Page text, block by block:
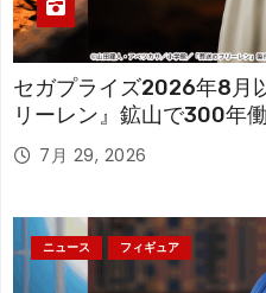
セガプライズ2026年8月
リーレン』鉱山で300年
「フリーレン」を立体化！
7月 29, 2026
ニュース フィギュア